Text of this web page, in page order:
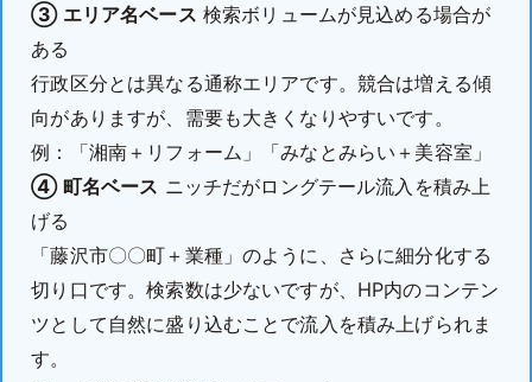
③ エリア名ベース 検索ボリュームが見込める場合が
ある
行政区分とは異なる通称エリアです。競合は増える傾
向がありますが、需要も大きくなりやすいです。
例：「湘南＋リフォーム」「みなとみらい＋美容室」
④ 町名ベース ニッチだがロングテール流入を積み上
げる
「藤沢市〇〇町＋業種」のように、さらに細分化する
切り口です。検索数は少ないですが、HP内のコンテン
ツとして自然に盛り込むことで流入を積み上げられま
す。